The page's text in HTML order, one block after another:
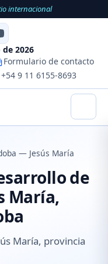
internacional
2026
Formulario de contacto
9 11 6155-8693
— Jesús María
de
María,
María, provincia